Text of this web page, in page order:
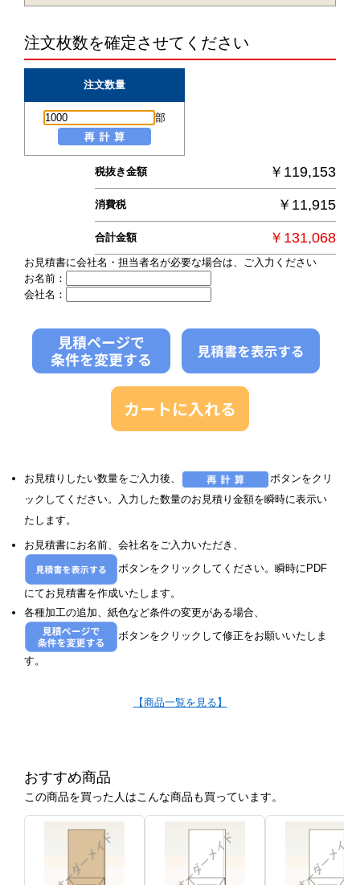
注文枚数を確定させてください
注文数量
部
税抜き金額 ￥119,153
消費税 ￥11,915
合計金額 ￥131,068
お見積書に会社名・担当者名が必要な場合は、ご入力ください
お名前：
会社名：
お見積りしたい数量をご入力後、
ボタンをクリ
ックしてください。入力した数量のお見積り金額を瞬時に表示い
たします。
お見積書にお名前、会社名をご入力いただき、
ボタンをクリックしてください。瞬時にPDF
にてお見積書を作成いたします。
各種加工の追加、紙色など条件の変更がある場合、
ボタンをクリックして修正をお願いいたしま
す。
【商品一覧を見る】
おすすめ商品
この商品を買った人はこんな商品も買っています。